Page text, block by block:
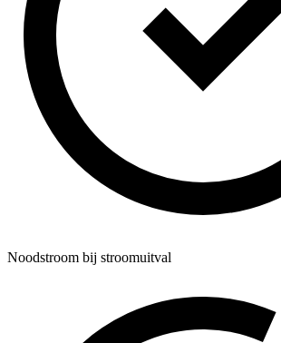
Noodstroom bij stroomuitval